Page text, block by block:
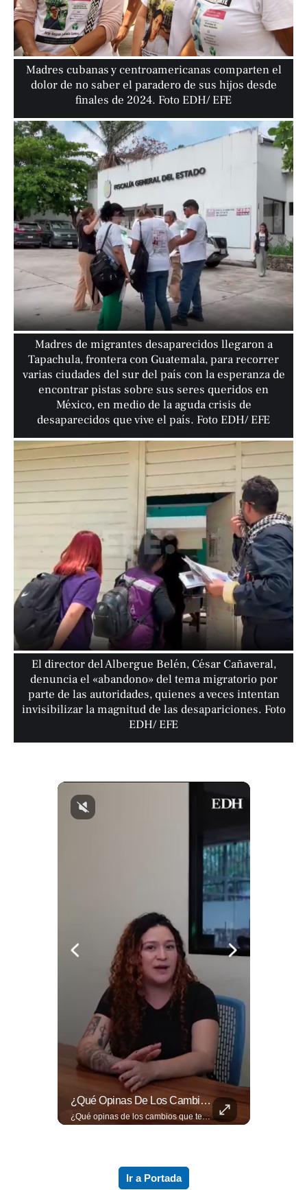
Madres cubanas y centroamericanas comparten el
dolor de no saber el paradero de sus hijos desde
finales de 2024. Foto EDH/ EFE
Madres de migrantes desaparecidos llegaron a
Tapachula, frontera con Guatemala, para recorrer
varias ciudades del sur del país con la esperanza de
encontrar pistas sobre sus seres queridos en
México, en medio de la aguda crisis de
desaparecidos que vive el país. Foto EDH/ EFE
El director del Albergue Belén, César Cañaveral,
denuncia el «abandono» del tema migratorio por
parte de las autoridades, quienes a veces intentan
invisibilizar la magnitud de las desapariciones. Foto
EDH/ EFE
¿Qué Opinas De Los Cambios Que Tendrá Este Proyecto?
¿Qué opinas de los cambios que tendrá este proyecto? Jardines verticales, ciclovía y accesos inclusivos destacan entre las novedades del viaducto Los Chorros. Lee más 👉 eldiariodehoy.com
Ir a Portada